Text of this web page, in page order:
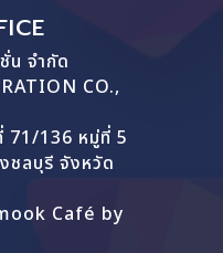
น จำกัด
CO.,
71/136 หมู่ที่ 5
ชลบุรี จังหวัด
Café by